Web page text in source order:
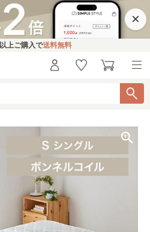
×
以上ご購入で送料無料